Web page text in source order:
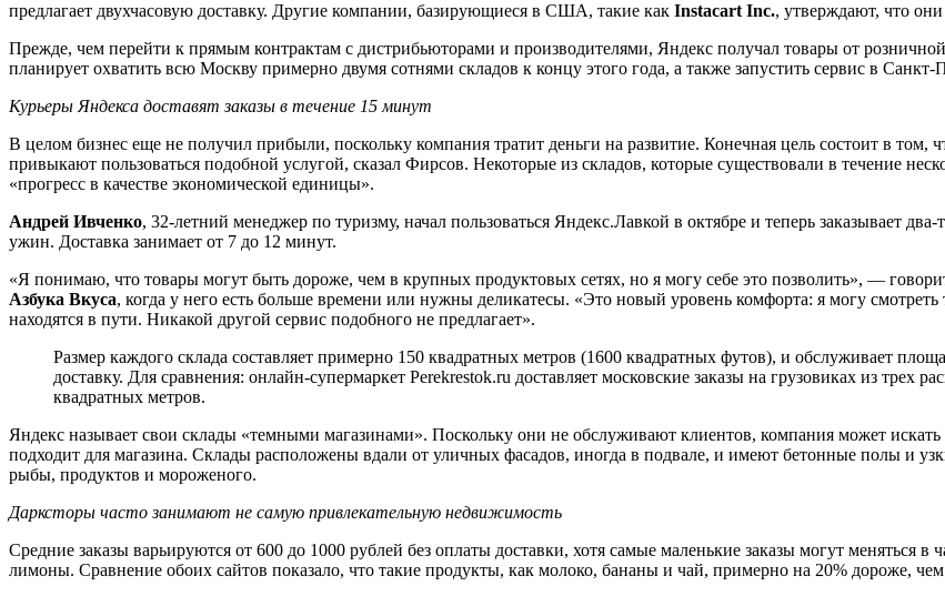
предлагает двухчасовую доставку. Другие компании, базирующиеся в США, такие как Instacart Inc., утверждают, что они
Прежде, чем перейти к прямым контрактам с дистрибьюторами и производителями, Яндекс получал товары от
планирует охватить всю Москву примерно двумя сотнями складов к концу этого года, а также запустить сервис в Санкт-
Курьеры Яндекса доставят заказы в течение 15 минут
В целом бизнес еще не получил прибыли, поскольку компания тратит деньги на развитие. Конечная цель состоит в том,
привыкают пользоваться подобной услугой, сказал Фирсов. Некоторые из складов, которые существовали в течение
«прогресс в качестве экономической единицы».
Андрей Ивченко, 32-летний менеджер по туризму, начал пользоваться Яндекс.Лавкой в октябре и теперь заказывает
ужин. Доставка занимает от 7 до 12 минут.
«Я понимаю, что товары могут быть дороже, чем в крупных продуктовых сетях, но я могу себе это позволить», —
Азбука Вкуса, когда у него есть больше времени или нужны деликатесы. «Это новый уровень комфорта: я могу
находятся в пути. Никакой другой сервис подобного не предлагает».
Размер каждого склада составляет примерно 150 квадратных метров (1600 квадратных футов), и обслуживает
доставку. Для сравнения: онлайн-супермаркет Perekrestok.ru доставляет московские заказы на грузовиках из трех
квадратных метров.
Яндекс называет свои склады «темными магазинами». Поскольку они не обслуживают клиентов, компания может
подходит для магазина. Склады расположены вдали от уличных фасадов, иногда в подвале, и имеют бетонные полы и
рыбы, продуктов и мороженого.
Дарксторы часто занимают не самую привлекательную недвижимость
Средние заказы варьируются от 600 до 1000 рублей без оплаты доставки, хотя самые маленькие заказы могут
лимоны. Сравнение обоих сайтов показало, что такие продукты, как молоко, бананы и чай, примерно на 20% дороже, чем